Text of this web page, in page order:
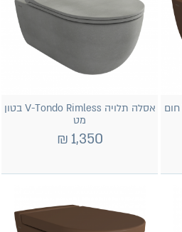
אסלה תלויה V-Tondo Rimless חום
אסלה תלויה V-Tondo Rimless בטון
מט
1,350
₪